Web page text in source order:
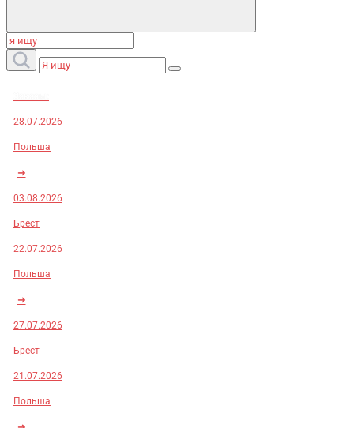
28.07.2026
Польша
➜
03.08.2026
Брест
22.07.2026
Польша
➜
27.07.2026
Брест
21.07.2026
Польша